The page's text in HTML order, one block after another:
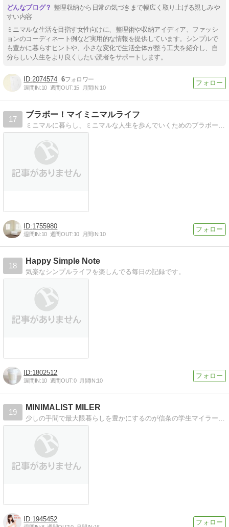
整理収納から日常の気づきまで幅広く取り上げる親しみや
すい内容
ミニマルな生活を目指す女性向けに、整理術や収納アイディア、ファッシ
ョンのコーディネート例など実用的な情報を提供しています。シンプルで
も豊かに暮らすヒントや、小さな変化で生活全体が整う工夫を紹介し、自
分らしい人生をより良くしたい読者をサポートします。
2074574 6
週間IN:10 週間OUT:15 月間IN:10
17
ブラボー！マイミニマルライフ
ミニマルに暮らし、ミニマルな人生を歩んでいくためのブラボーな日々を綴ります。３人家族のワーキングマム。
1755980
週間IN:10 週間OUT:10 月間IN:10
18
Happy Simple Note
気楽なシンプルライフを楽しんでる毎日の記録です。
1802512
週間IN:10 週間OUT:0 月間IN:10
19
MINIMALIST MILER
少しの手間で最大限暮らしを豊かにするのが信条の学生マイラー。新参ミニマリストのライフハックや海外旅行の放浪記、ポイントサイトの活用法をご紹介。
1945452